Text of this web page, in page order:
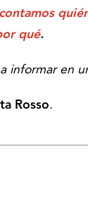
qué.
informar en
Rosso.